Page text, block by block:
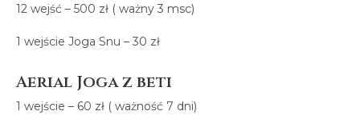
12 wejść – 500 zł ( ważny 3 msc)
1 wejście Joga Snu – 30 zł
Aerial Joga z beti
1 wejście – 60 zł ( ważność 7 dni)